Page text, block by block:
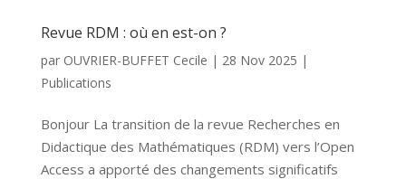
Revue RDM : où en est-on ?
par OUVRIER-BUFFET Cecile | 28 Nov 2025 |
Publications
Bonjour La transition de la revue Recherches en
Didactique des Mathématiques (RDM) vers l’Open
Access a apporté des changements significatifs